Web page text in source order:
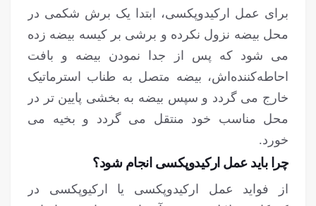
برای عمل ارکیدوپکسی، ابتدا یک برش شکمی در
محل بیضه نزول نکرده و برشی بر کیسه بیضه زده
می شود که پس از جدا نمودن بیضه و بافت
احاطه‌کننده‌اش، بیضه متصل به طناب استرماتیک
خارج می گردد و سپس بیضه به بخشی پایین تر در
محل مناسب خود منتقل می گردد و بخیه می
خورد.
چرا باید عمل ارکیدوپکسی انجام شود؟
از فواید عمل ارکیدوپکسی یا ارکیوپکسی در